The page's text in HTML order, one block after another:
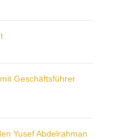
Geschäftsführer
Yusef Abdelrahman